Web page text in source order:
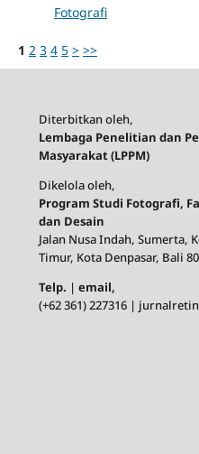
Fotografi
1 2 3 4 5 > >>
Diterbitkan oleh,
Lembaga Penelitian dan
Masyarakat (LPPM)
Dikelola oleh,
Program Studi Fotografi,
dan Desain
Jalan Nusa Indah, Sumerta,
Timur, Kota Denpasar, Bali
Telp. | email,
(+62 361) 227316 |